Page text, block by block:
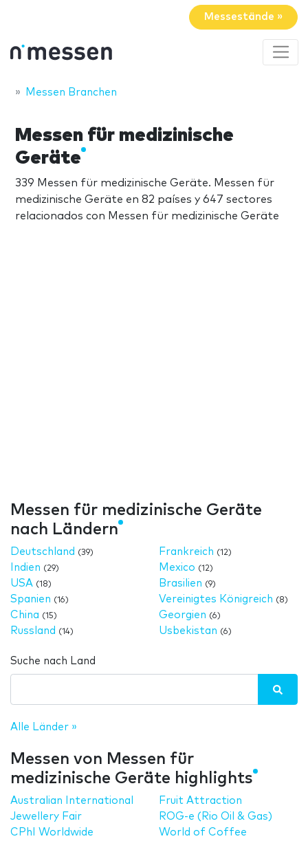
Messestände »
Messen Branchen
Messen für medizinische
Geräte
339 Messen für medizinische Geräte. Messen für
medizinische Geräte en 82 países y 647 sectores
relacionados con Messen für medizinische Geräte
Messen für medizinische Geräte
nach Ländern
Deutschland (39)
Indien (29)
USA (18)
Spanien (16)
China (15)
Russland (14)
Frankreich (12)
Mexico (12)
Brasilien (9)
Vereinigtes Königreich (8)
Georgien (6)
Usbekistan (6)
Suche nach Land
Alle Länder »
Messen von Messen für
medizinische Geräte highlights
Australian International
Jewellery Fair
CPhI Worldwide
Fruit Attraction
ROG-e (Rio Oil & Gas)
World of Coffee